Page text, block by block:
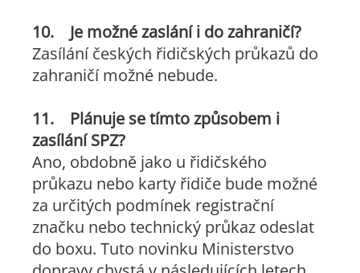
10. Je možné zaslání i do zahraničí?
Zasílání českých řidičských průkazů do
zahraničí možné nebude.
11. Plánuje se tímto způsobem i
zasílání SPZ?
Ano, obdobně jako u řidičského
průkazu nebo karty řidiče bude možné
za určitých podmínek registrační
značku nebo technický průkaz odeslat
do boxu. Tuto novinku Ministerstvo